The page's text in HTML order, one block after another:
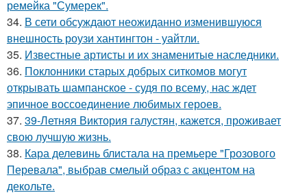
ремейка "Сумерек".
34. В сети обсуждают неожиданно изменившуюся
внешность роузи хантингтон - уайтли.
35. Известные артисты и их знаменитые наследники.
36. Поклонники старых добрых ситкомов могут
открывать шампанское - судя по всему, нас ждет
эпичное воссоединение любимых героев.
37. 39-Летняя Виктория галустян, кажется, проживает
свою лучшую жизнь.
38. Кара делевинь блистала на премьере "Грозового
Перевала", выбрав смелый образ с акцентом на
декольте.